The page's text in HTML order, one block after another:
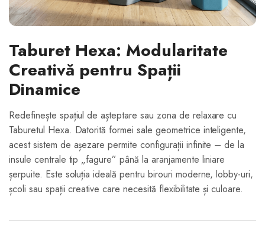
Taburet Hexa: Modularitate
Creativă pentru Spații
Dinamice
Redefinește spațiul de așteptare sau zona de relaxare cu
Taburetul Hexa. Datorită formei sale geometrice inteligente,
acest sistem de așezare permite configurații infinite – de la
insule centrale tip „fagure” până la aranjamente liniare
șerpuite. Este soluția ideală pentru birouri moderne, lobby-uri,
școli sau spații creative care necesită flexibilitate și culoare.